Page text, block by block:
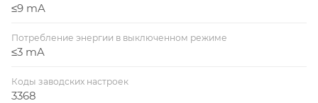
≤9 mA
Потребление энергии в выключенном режиме
≤3 mA
Коды заводских настроек
3368